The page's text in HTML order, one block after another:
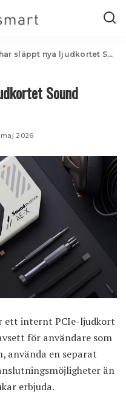
nya ljudkortet Sound Blaster AX-E
Sound
2026
ett internt PCIe-ljudkort
för användare som
använda en separat
än
erbjuda.